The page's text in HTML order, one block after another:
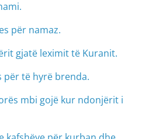
për namaz.
gjatë leximit të Kuranit.
për të hyrë brenda.
mbi gojë kur ndonjërit i